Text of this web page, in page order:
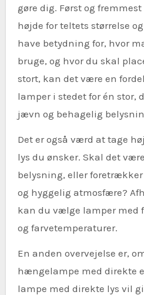
gøre dig. Først og
højde for teltets størrelse
have betydning for, hvor
bruge, og hvor du skal
stort, kan det være en
lamper i stedet for én stor,
jævn og behagelig
Det er også værd at tage
lys du ønsker. Skal det
belysning, eller
og hyggelig atmosfære?
kan du vælge lamper med
og farvetemperaturer.
En anden overvejelse er,
hængelampe med direkte
lampe med direkte lys vil